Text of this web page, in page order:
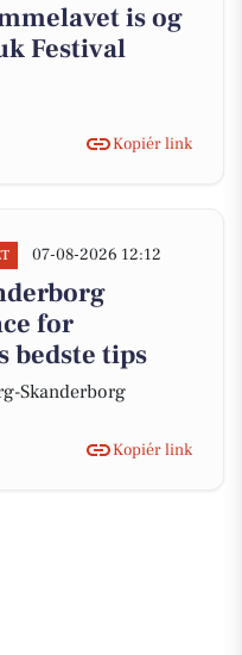
is og
Festival
Kopiér link
07-08-2026 12:12
for
bedste tips
Skanderborg
Kopiér link